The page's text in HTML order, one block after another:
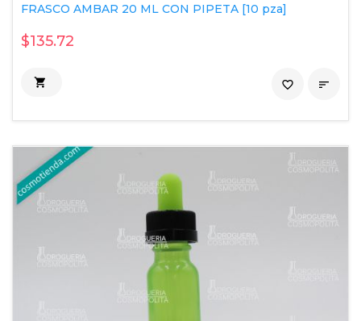
FRASCO AMBAR 20 ML CON PIPETA [10 pza]
$135.72
 
favorite_border